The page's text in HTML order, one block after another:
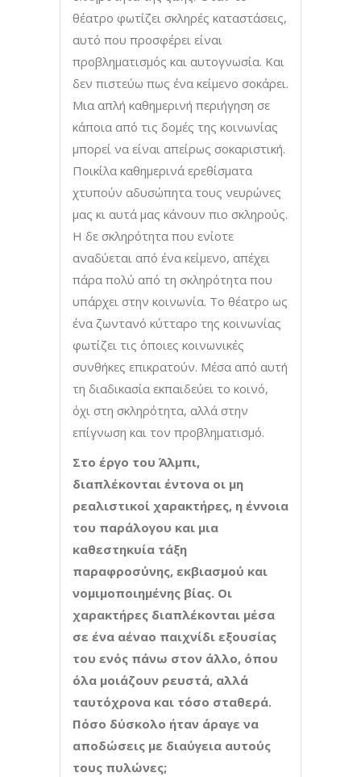
θέατρο φωτίζει σκληρές καταστάσεις,
αυτό που προσφέρει είναι
προβληματισμός και αυτογνωσία. Και
δεν πιστεύω πως ένα κείμενο σοκάρει.
Μια απλή καθημερινή περιήγηση σε
κάποια από τις δομές της κοινωνίας
μπορεί να είναι απείρως σοκαριστική.
Ποικίλα καθημερινά ερεθίσματα
χτυπούν αδυσώπητα τους νευρώνες
μας κι αυτά μας κάνουν πιο σκληρούς.
Η δε σκληρότητα που ενίοτε
αναδύεται από ένα κείμενο, απέχει
πάρα πολύ από τη σκληρότητα που
υπάρχει στην κοινωνία. Το θέατρο ως
ένα ζωντανό κύτταρο της κοινωνίας
φωτίζει τις όποιες κοινωνικές
συνθήκες επικρατούν. Μέσα από αυτή
τη διαδικασία εκπαιδεύει το κοινό,
όχι στη σκληρότητα, αλλά στην
επίγνωση και τον προβληματισμό.
Στο έργο του Άλμπι,
διαπλέκονται έντονα οι μη
ρεαλιστικοί χαρακτήρες, η έννοια
του παράλογου και μια
καθεστηκυία τάξη
παραφροσύνης, εκβιασμού και
νομιμοποιημένης βίας. Οι
χαρακτήρες διαπλέκονται μέσα
σε ένα αέναο παιχνίδι εξουσίας
του ενός πάνω στον άλλο, όπου
όλα μοιάζουν ρευστά, αλλά
ταυτόχρονα και τόσο σταθερά.
Πόσο δύσκολο ήταν άραγε να
αποδώσεις με διαύγεια αυτούς
τους πυλώνες;